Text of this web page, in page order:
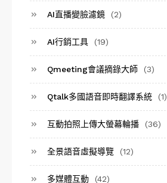
AI直播變臉濾鏡 (2)
AI行銷工具 (19)
Qmeeting會議摘錄大師 (3)
Qtalk多國語音即時翻譯系統 (1)
互動拍照上傳大螢幕輪播 (36)
全景語音虛擬導覽 (12)
多媒體互動 (42)